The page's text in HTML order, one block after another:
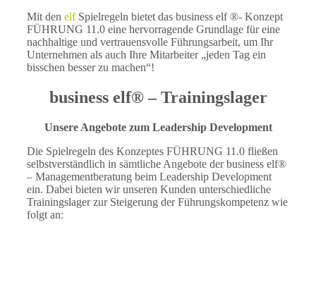
Mit den elfSpielregeln bietet das business elf ®- Konzept
FÜHRUNG 11.0 eine hervorragende Grundlage für eine
nachhaltige und vertrauensvolle Führungsarbeit, um Ihr
Unternehmen als auch Ihre Mitarbeiter „jeden Tag ein
bisschen besser zu machen“!
business elf® – Trainingslager
Unsere Angebote zum Leadership Development
Die Spielregeln des Konzeptes FÜHRUNG 11.0 fließen
selbstverständlich in sämtliche Angebote der business elf®
– Managementberatung beim Leadership Development
ein. Dabei bieten wir unseren Kunden unterschiedliche
Trainingslager zur Steigerung der Führungskompetenz wie
folgt an: